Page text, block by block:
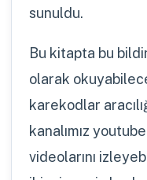
sunuldu.
Bu kitapta bu
olarak
karekodlar
kanalımız
videolarını